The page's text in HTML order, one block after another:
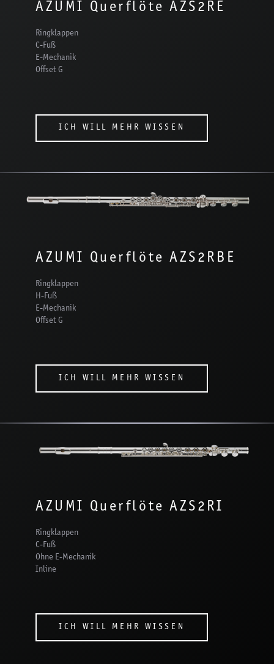
AZUMI Querflöte AZS2RE
Ringklappen
C-Fuß
E-Mechanik
Offset G
ICH WILL MEHR WISSEN
AZUMI Querflöte AZS2RBE
Ringklappen
H-Fuß
E-Mechanik
Offset G
ICH WILL MEHR WISSEN
AZUMI Querflöte AZS2RI
Ringklappen
C-Fuß
Ohne E-Mechanik
Inline
ICH WILL MEHR WISSEN